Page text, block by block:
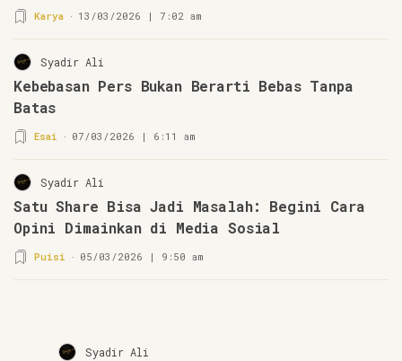
Karya 13/03/2026 | 7:02 am
Syadir Ali
Kebebasan Pers Bukan Berarti Bebas Tanpa
Batas
Esai 07/03/2026 | 6:11 am
Syadir Ali
Satu Share Bisa Jadi Masalah: Begini Cara
Opini Dimainkan di Media Sosial
Puisi 05/03/2026 | 9:50 am
Syadir Ali